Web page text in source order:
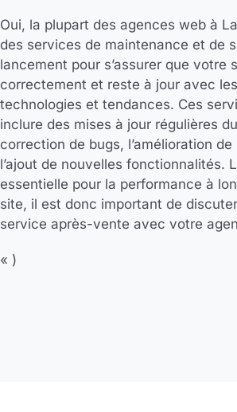
Oui, la plupart des agences web à
des services de maintenance et de
lancement pour s’assurer que votre
correctement et reste à jour avec
technologies et tendances. Ces
inclure des mises à jour régulières
correction de bugs, l’amélioration
l’ajout de nouvelles fonctionnalités.
essentielle pour la performance à
site, il est donc important de
service après-vente avec votre
« )